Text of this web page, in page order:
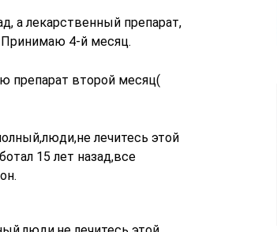
а лекарственный препарат,
4-й месяц.
препарат второй месяц(
лечитесь этой
15 лет назад,все